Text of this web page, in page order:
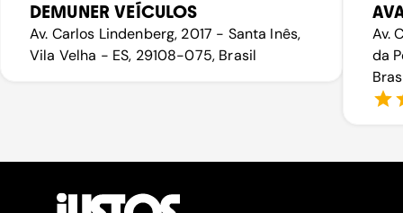
DEMUNER VEÍCULOS
Av. Carlos Lindenberg, 2017 - Santa Inês,
Vila Velha - ES, 29108-075, Brasil
Av.
da